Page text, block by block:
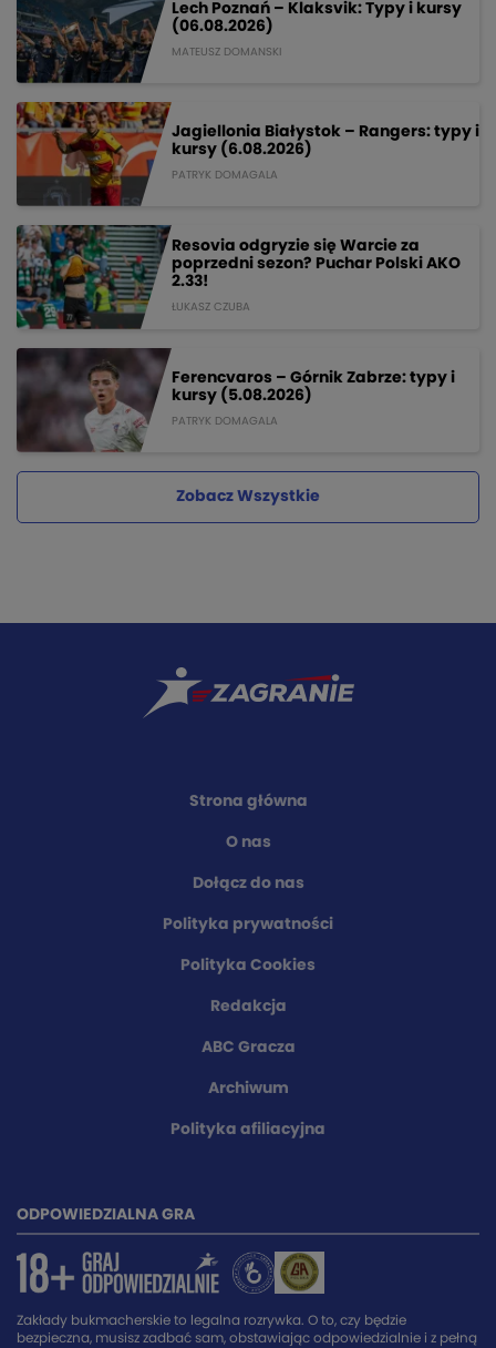
Lech Poznań – Klaksvik: Typy i kursy
(06.08.2026)
MATEUSZ DOMANSKI
Jagiellonia Białystok – Rangers: typy i
kursy (6.08.2026)
PATRYK DOMAGALA
Resovia odgryzie się Warcie za
poprzedni sezon? Puchar Polski AKO
2.33!
ŁUKASZ CZUBA
Ferencvaros – Górnik Zabrze: typy i
kursy (5.08.2026)
PATRYK DOMAGALA
Zobacz Wszystkie
Strona główna
O nas
Dołącz do nas
Polityka prywatności
Polityka Cookies
Redakcja
ABC Gracza
Archiwum
Polityka afiliacyjna
ODPOWIEDZIALNA GRA
Zakłady bukmacherskie to legalna rozrywka. O to, czy będzie
bezpieczna, musisz zadbać sam, obstawiając odpowiedzialnie i z pełną